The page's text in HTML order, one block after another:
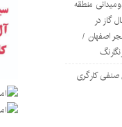
منطقه
گاز در
اصفهان /
صنفی کارگری